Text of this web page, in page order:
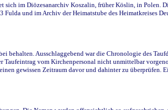
sich im Diözesanarchiv Koszalin, früher Köslin, in
Fulda und im Archiv der Heimatstube des Heimatkreises
behalten. Ausschlaggebend war die Chronologie des
Taufeintrag vom Kirchenpersonal nicht unmittelbar
gewissen Zeitraum davor und dahinter zu